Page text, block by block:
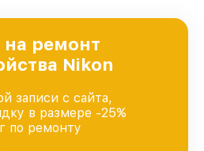
ремонт
Nikon
записи с сайта,
в размере -25%
по ремонту